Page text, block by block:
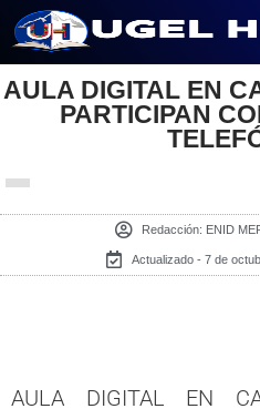
al
contenido
AULA DIGITAL EN
PARTICIPAN
Redacción: ENID
Actualizado - 7 de
AULA DIGITAL EN